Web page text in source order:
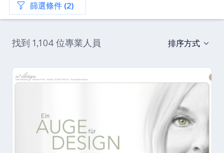
篩選條件 (2)
找到 1,104 位專業人員 排序方式